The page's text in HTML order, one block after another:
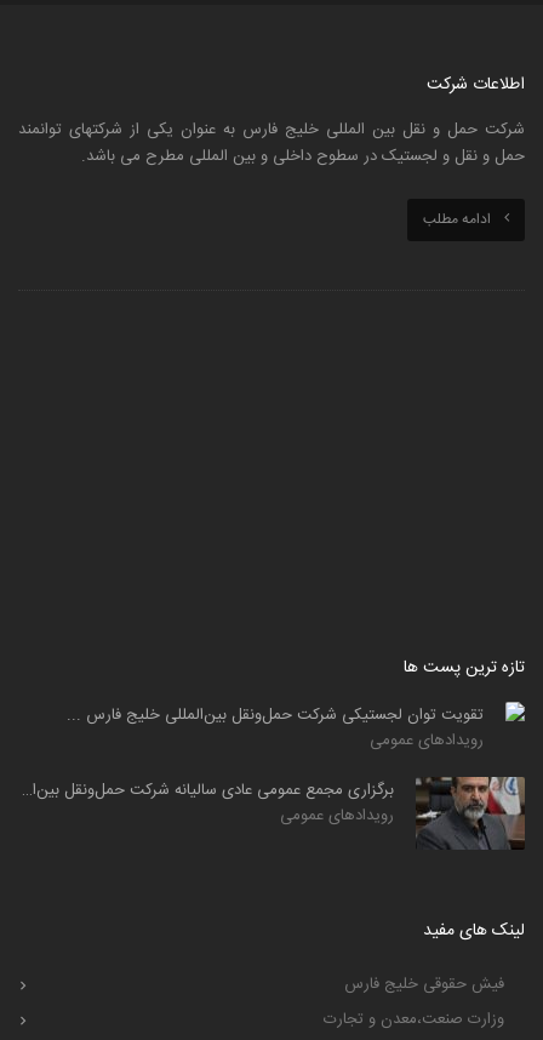
اطلاعات شرکت
شرکت حمل و نقل بین المللی خلیج فارس به عنوان یکی از شرکتهای توانمند
حمل و نقل و لجستیک در سطوح داخلی و بین المللی مطرح می باشد.
ادامه مطلب
تازه ترین پست ها
تقویت توان لجستیکی شرکت حمل‌ونقل بین‌المللی خلیج فارس ...
رویدادهای عمومی
برگزاری مجمع عمومی عادی سالیانه شرکت حمل‌ونقل بین‌المللی ...
رویدادهای عمومی
لینک های مفید
فیش حقوقی خلیج فارس
وزارت صنعت،معدن و تجارت